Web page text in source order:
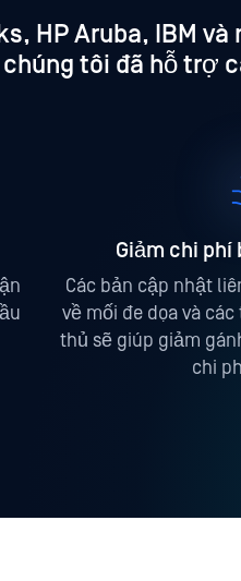
HP Aruba, IBM và
tôi đã hỗ trợ
Giảm chi phí
Các bản cập nhật
về mối đe dọa và
thủ sẽ giúp giảm
chi